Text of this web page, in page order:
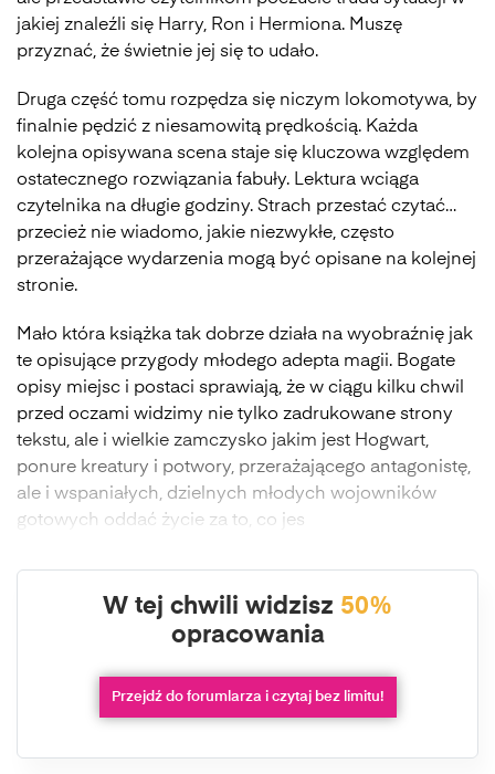
jakiej znaleźli się Harry, Ron i Hermiona. Muszę
przyznać, że świetnie jej się to udało.
Druga część tomu rozpędza się niczym lokomotywa, by
finalnie pędzić z niesamowitą prędkością. Każda
kolejna opisywana scena staje się kluczowa względem
ostatecznego rozwiązania fabuły. Lektura wciąga
czytelnika na długie godziny. Strach przestać czytać…
przecież nie wiadomo, jakie niezwykłe, często
przerażające wydarzenia mogą być opisane na kolejnej
stronie.
Mało która książka tak dobrze działa na wyobraźnię jak
te opisujące przygody młodego adepta magii. Bogate
opisy miejsc i postaci sprawiają, że w ciągu kilku chwil
przed oczami widzimy nie tylko zadrukowane strony
tekstu, ale i wielkie zamczysko jakim jest Hogwart,
ponure kreatury i potwory, przerażającego antagonistę,
ale i wspaniałych, dzielnych młodych wojowników
gotowych oddać życie za to, co jes
W tej chwili widzisz 50%
opracowania
Przejdź do forumlarza i czytaj bez limitu!